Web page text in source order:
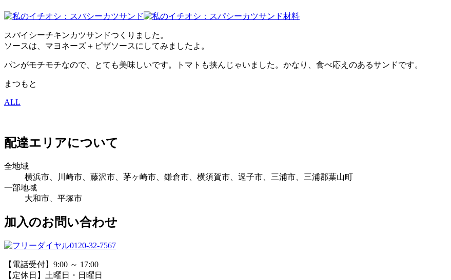
スパイシーチキンカツサンドつくりました。
ソースは、マヨネーズ＋ピザソースにしてみましたよ。
パンがモチモチなので、とても美味しいです。トマトも挟んじゃいました。かなり、食べ応えのあるサンドです。
まつもと
ALL
配達エリアについて
全地域
横浜市、川崎市、藤沢市、茅ヶ崎市、鎌倉市、横須賀市、逗子市、三浦市、三浦郡葉山町
一部地域
大和市、平塚市
加入のお問い合わせ
0120-32-7567
【電話受付】9:00 ～ 17:00
【定休日】土曜日・日曜日